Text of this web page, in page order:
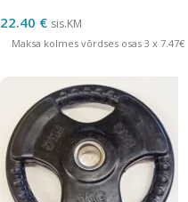
22.40 € sis.KM
Maksa kolmes võrdses osas 3 x 7.47€